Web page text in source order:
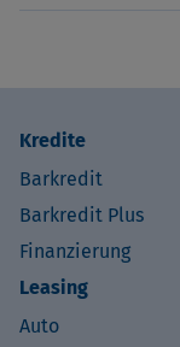
Kredite
Barkredit
Barkredit Plus
Finanzierung
Leasing
Auto